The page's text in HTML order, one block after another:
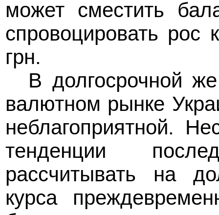
может сместить
спровоцировать
грн.
В долгосрочной
валютном рынке
неблагоприятной.
тенденции
рассчитывать на
курса